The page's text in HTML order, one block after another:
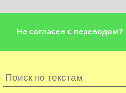
Не согласен с переводом?